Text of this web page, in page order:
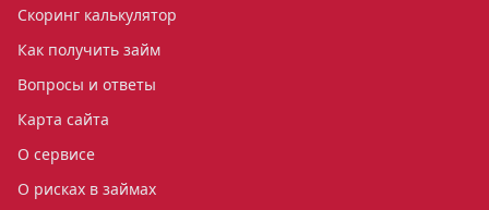
Скоринг калькулятор
Как получить займ
Вопросы и ответы
Карта сайта
О сервисе
О рисках в займах